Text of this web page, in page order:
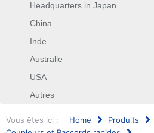
Headquarters in Japan
China
Inde
Australie
USA
Autres
Vous êtes ici : Home
Produits